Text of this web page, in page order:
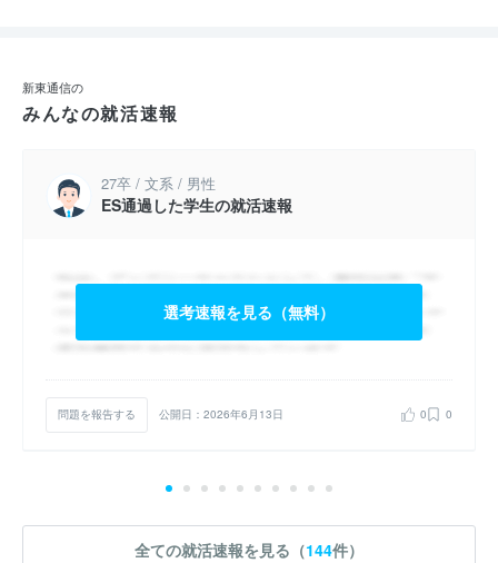
新東通信の
みんなの就活速報
27卒 / 文系 / 男性
ES通過した学生の就活速報
選考速報を見る（無料）
問題を報告する 公開日：2026年6月13日 0 0
全ての就活速報を見る（144件）